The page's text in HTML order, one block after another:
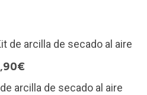
arcilla de secado al aire